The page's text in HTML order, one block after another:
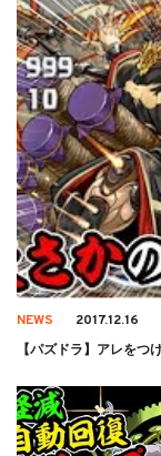
NEWS 2017.12.16
【パズドラ】アレをつ